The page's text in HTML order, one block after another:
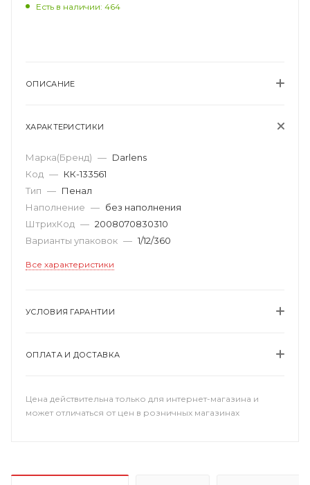
Есть в наличии: 464
ОПИСАНИЕ
ХАРАКТЕРИСТИКИ
Марка(Бренд) — Darlens
Код — КК-133561
Тип — Пенал
Наполнение — без наполнения
ШтрихКод — 2008070830310
Варианты упаковок — 1/12/360
Все характеристики
УСЛОВИЯ ГАРАНТИИ
ОПЛАТА И ДОСТАВКА
Цена действительна только для интернет-магазина и
может отличаться от цен в розничных магазинах